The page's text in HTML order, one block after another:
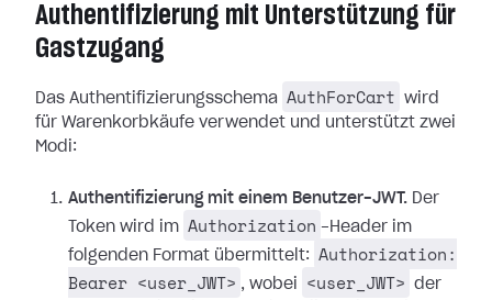
Authentifizierung mit Unterstützung für
Gastzugang
Das Authentifizierungsschema AuthForCart
wird
für Warenkorbkäufe verwendet und unterstützt zwei
Modi:
Authentifizierung mit einem Benutzer-JWT. Der
Token wird im Authorization -Header im
folgenden Format übermittelt:
Authorization:
Bearer <user_JWT> , wobei <user_JWT>
der